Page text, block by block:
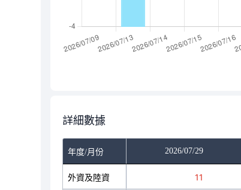
詳細數據
年度/月份
2026/07/28 2026/07/29
外資及陸資
1 11